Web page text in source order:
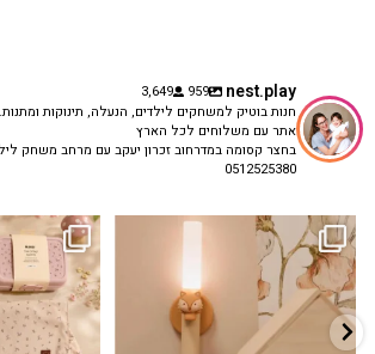
nest.play
959
3,649
חנות בוטיק למשחקים לילדים, הנעלה, תינוקות ומתנות.
אתר עם משלוחים לכל הארץ
בחצר קסומה במדרחוב זכרון יעקב עם מרחב משחק
0512525380
✨ חוזרים למסגרת בסטייל! ✨
...
4
גם פריט עיצובי לחדר, גם מנורת לילה
...
3 0